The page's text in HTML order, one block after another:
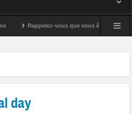
Rappelez-vous que vous êtes super !
day